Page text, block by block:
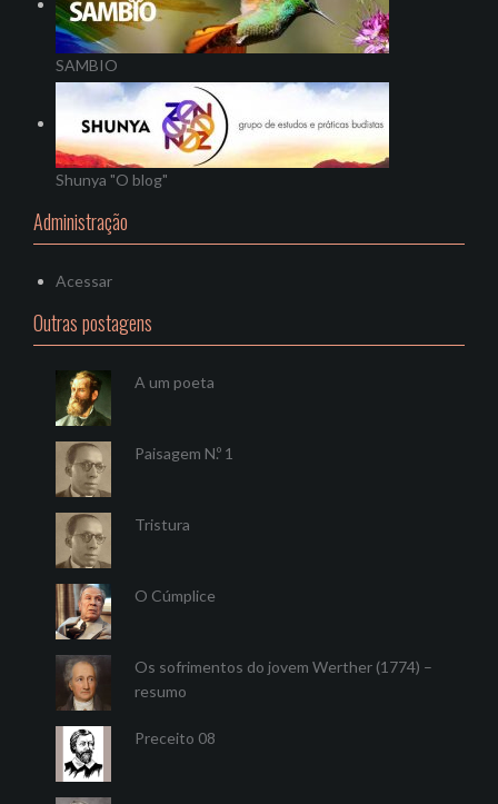
SAMBIO
Shunya "O blog"
Administração
Acessar
Outras postagens
A um poeta
Paisagem N.º 1
Tristura
O Cúmplice
Os sofrimentos do jovem Werther (1774) –
resumo
Preceito 08